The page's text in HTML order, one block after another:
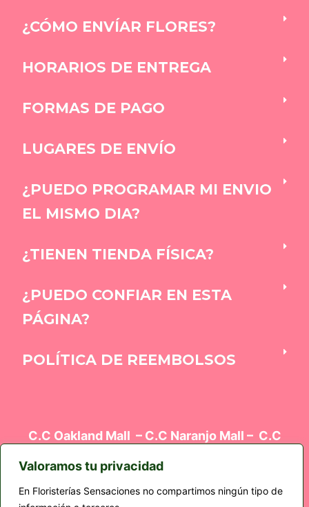
Valoramos tu privacidad
En Floristerías Sensaciones no compartimos ningún tipo de
¿CÓMO ENVÍAR FLORES?
HORARIOS DE ENTREGA
FORMAS DE PAGO
LUGARES DE ENVÍO
¿PUEDO PROGRAMAR MI ENVIO
EL MISMO DIA?
¿TIENEN TIENDA FÍSICA?
¿PUEDO CONFIAR EN ESTA
PÁGINA?
POLÍTICA DE REEMBOLSOS
C.C Oakland Mall – C.C Naranjo Mall – C.C
Kalú